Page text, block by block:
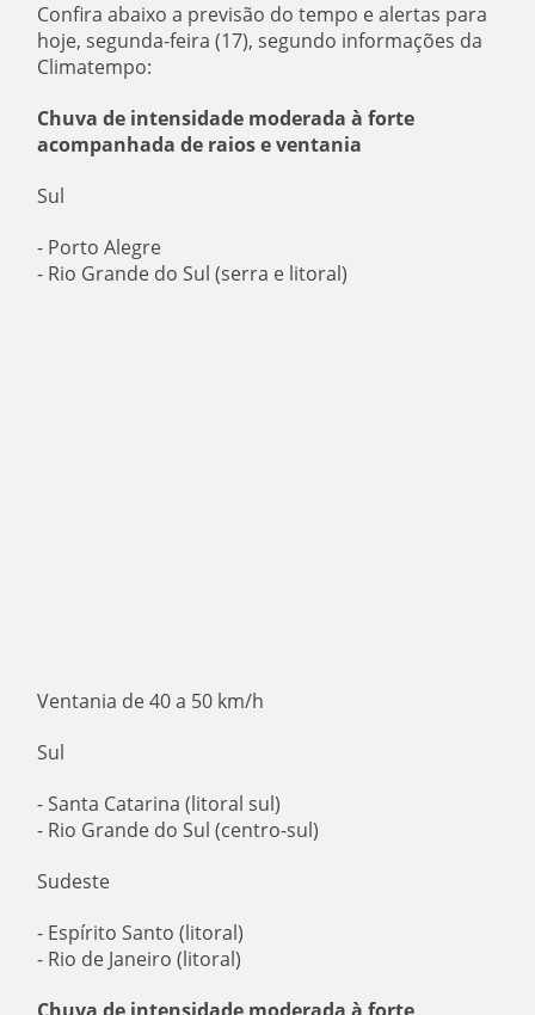
Confira abaixo a previsão do tempo e alertas para
hoje, segunda-feira (17), segundo informações da
Climatempo:
Chuva de intensidade moderada à forte
acompanhada de raios e ventania
Sul
- Porto Alegre
- Rio Grande do Sul (serra e litoral)
Ventania de 40 a 50 km/h
Sul
- Santa Catarina (litoral sul)
- Rio Grande do Sul (centro-sul)
Sudeste
- Espírito Santo (litoral)
- Rio de Janeiro (litoral)